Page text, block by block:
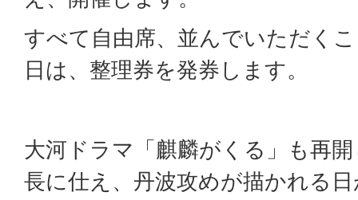
すべて自由席、並んでいただく
日は、整理券を発券します。
大河ドラマ「麒麟がくる」も再
長に仕え、丹波攻めが描かれる